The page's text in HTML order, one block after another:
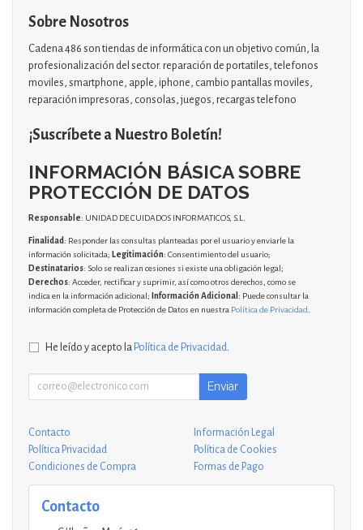
Sobre Nosotros
Cadena 486 son tiendas de informática con un objetivo común, la
profesionalización del sector. reparación de portatiles, telefonos
moviles, smartphone, apple, iphone, cambio pantallas moviles,
reparación impresoras, consolas, juegos, recargas telefono
¡Suscríbete a Nuestro Boletín!
INFORMACIÓN BÁSICA SOBRE
PROTECCIÓN DE DATOS
Responsable: UNIDAD DE CUIDADOS INFORMATICOS, S.L.
Finalidad: Responder las consultas planteadas por el usuario y enviarle la
información solicitada; Legitimación: Consentimiento del usuario;
Destinatarios: Solo se realizan cesiones si existe una obligación legal;
Derechos: Acceder, rectificar y suprimir, así como otros derechos, como se
indica en la información adicional; Información Adicional : Puede consultar la
información completa de Protección de Datos en nuestra Política de Privacidad
He leído y acepto la Política de Privacidad
Enviar
Contacto
Información Legal
Política Privacidad
Política de Cookies
Condiciones de Compra
Formas de Pago
Contacto